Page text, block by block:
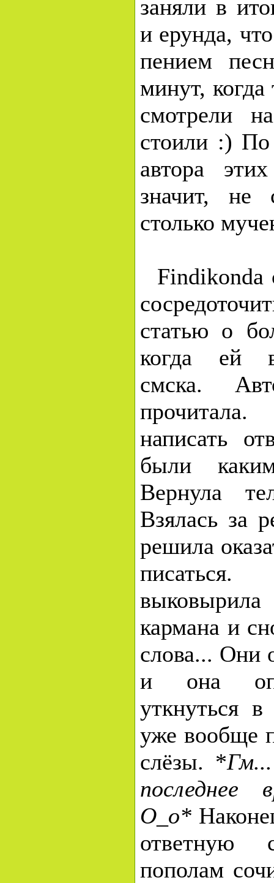
заняли в
и ерунда,
пением
минут,
смотрели
стоили :)
автора
значит, не
столько
Findikonda
статью о
когда ей
смска.
написать
были
Вернула
Взялась за
решила
кармана и
слова... Они
и она
уткнуться
уже вообще
слёзы. *
последнее
О_о*
ответную
пополам